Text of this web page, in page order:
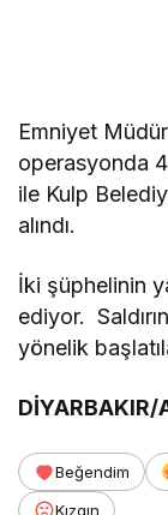
Emniyet
operasyonda
ile Kulp
alındı.
İki şüphelinin
ediyor.
yönelik
DİYARBAKIR/
Beğendim
Kızgın